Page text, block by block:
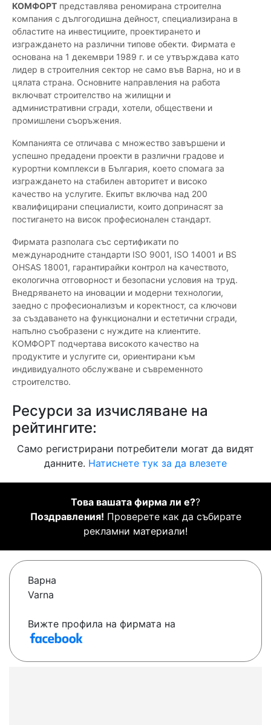
КОМФОРТ представлява реномирана строителна
компания с дългогодишна дейност, специализирана в
областите на инвестициите, проектирането и
изграждането на различни типове обекти. Фирмата е
основана на 1 декември 1989 г. и се утвърждава като
лидер в строителния сектор не само във Варна, но и в
цялата страна. Основните направления на работа
включват строителство на жилищни и
административни сгради, хотели, обществени и
промишлени съоръжения.
Компанията се отличава с множество завършени и
успешно предадени проекти в различни градове и
курортни комплекси в България, което спомага за
изграждането на стабилен авторитет и високо
качество на услугите. Екипът включва над 200
квалифицирани специалисти, които допринасят за
постигането на висок професионален стандарт.
Фирмата разполага със сертификати по
международните стандарти ISO 9001, ISO 14001 и BS
OHSAS 18001, гарантирайки контрол на качеството,
екологична отговорност и безопасни условия на труд.
Внедряването на иновации и модерни технологии,
заедно с професионализъм и коректност, са ключови
за създаването на функционални и естетични сгради,
напълно съобразени с нуждите на клиентите.
КОМФОРТ подчертава високото качество на
продуктите и услугите си, ориентирани към
индивидуалното обслужване и съвременното
строителство.
Ресурси за изчисляване на
рейтингите:
Само регистрирани потребители могат да видят
данните. Натиснете тук за да влезете
Това вашата фирма ли е??
Поздравления! Проверете как да събирате
рекламни материали!
Варна
Varna
Вижте профила на фирмата на